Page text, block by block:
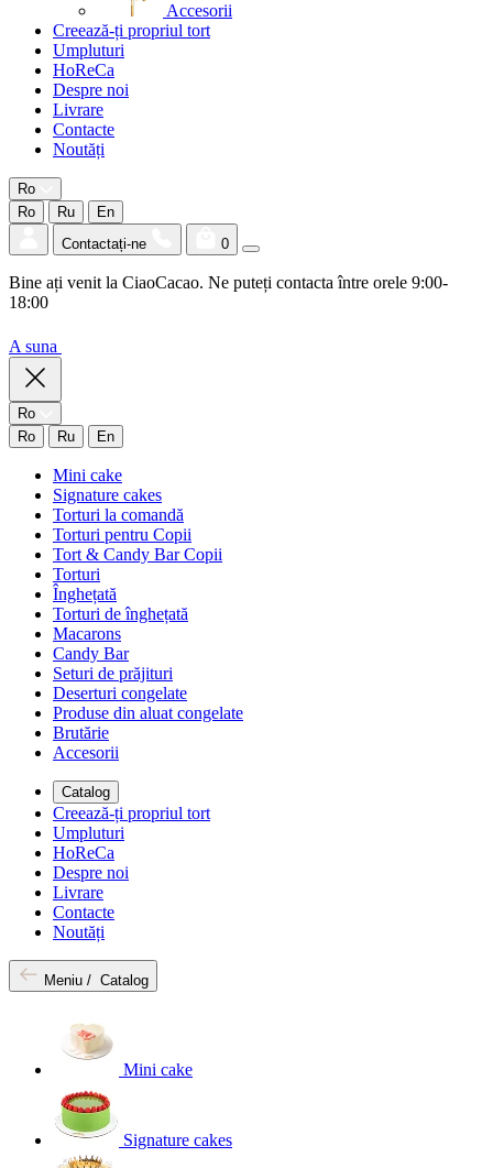
Accesorii
Creează-ți propriul tort
Umpluturi
HoReCa
Despre noi
Livrare
Contacte
Noutăți
Ro
Ro
Ru
En
Contactați-ne
0
Bine ați venit la CiaoCacao. Ne puteți contacta între orele 9:00-
18:00
A suna
Ro
Ro
Ru En
Mini cake
Signature cakes
Torturi la comandă
Torturi pentru Copii
Tort & Candy Bar Copii
Torturi
Înghețată
Torturi de înghețată
Macarons
Candy Bar
Seturi de prăjituri
Deserturi congelate
Produse din aluat congelate
Brutărie
Accesorii
Catalog
Creează-ți propriul tort
Umpluturi
HoReCa
Despre noi
Livrare
Contacte
Noutăți
Meniu / Catalog
Mini cake
Signature cakes